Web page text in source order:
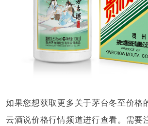
如果您想获取更多关于茅台冬至价格
云酒说价格行情频道进行查看。需要